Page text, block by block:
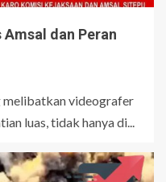
dan Peran
melibatkan videografer
luas, tidak hanya di...